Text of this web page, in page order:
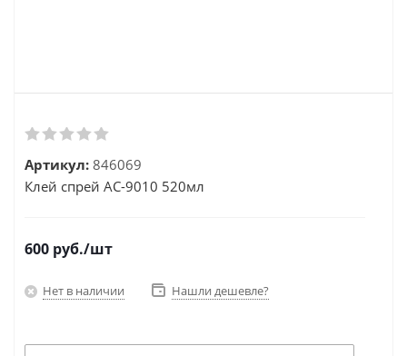
Артикул: 846069
Клей спрей АС-9010 520мл
600 руб./шт
Нет в наличии Нашли дешевле?